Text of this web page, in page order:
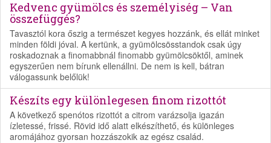
Kedvenc gyümölcs és személyiség – Van
összefüggés?
Tavasztól kora őszig a természet kegyes hozzánk, és ellát minket
minden földi jóval. A kertünk, a gyümölcsösstandok csak úgy
roskadoznak a finomabbnál finomabb gyümölcsöktől, aminek
egyszerűen nem bírunk ellenállni. De nem is kell, bátran
válogassunk belőlük!
Készíts egy különlegesen finom rizottót
A következő spenótos rizottót a citrom varázsolja igazán
ízletessé, frissé. Rövid idő alatt elkészíthető, és különleges
aromájához gyorsan hozzászokik az egész család.